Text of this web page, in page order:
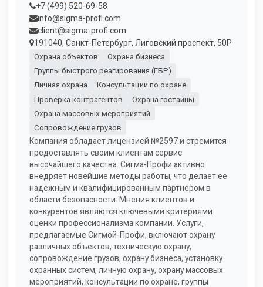
+7 (499) 520-69-58
info@sigma-profi.com
client@sigma-profi.com
191040, Санкт-Петербург, Лиговский проспект, 50Р
Охрана объектов
Охрана бизнеса
Группы быстрого реагирования (ГБР)
Личная охрана
Консультации по охране
Проверка контрагентов
Охрана гостайны
Охрана массовых мероприятий
Сопровождение грузов
Компания обладает лицензией №2597 и стремится
предоставлять своим клиентам сервис
высочайшего качества. Сигма-Профи активно
внедряет новейшие методы работы, что делает ее
надежным и квалифицированным партнером в
области безопасности. Мнения клиентов и
конкурентов являются ключевыми критериями
оценки профессионализма компании. Услуги,
предлагаемые Сигмой-Профи, включают охрану
различных объектов, техническую охрану,
сопровождение грузов, охрану бизнеса, установку
охранных систем, личную охрану, охрану массовых
мероприятий, консультации по охране, группы